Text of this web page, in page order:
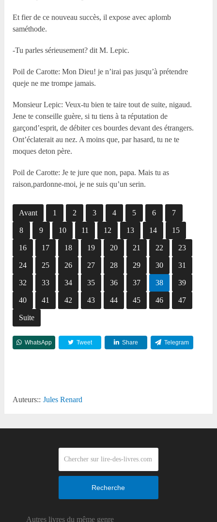
Et fier de ce nouveau succès, il expose avec aplomb
saméthode.
-Tu parles sérieusement? dit M. Lepic.
Poil de Carotte: Mon Dieu! je n’irai pas jusqu’à prétendre
queje ne me trompe jamais.
Monsieur Lepic: Veux-tu bien te taire tout de suite, nigaud.
Jene te conseille guère, si tu tiens à ta réputation de
garçond’esprit, de débiter ces bourdes devant des étrangers.
Ont’éclaterait au nez. A moins que, par hasard, tu ne te
moques deton père.
Poil de Carotte: Je te jure que non, papa. Mais tu as
raison,pardonne-moi, je ne suis qu’un serin.
Avant 1 2 3 4 5 6 7
8 9 10 11 12 13 14 15
16 17 18 19 20 21 22 23
24 25 26 27 28 29 30 31
32 33 34 35 36 37 38 39
40 41 42 43 44 45 46 47
Suite
WhatsApp Tweet Share Telegram
Auteurs:: Jules Renard
Recherche
Autres livres du même genre